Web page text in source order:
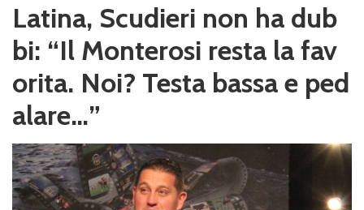
Latina, Scudieri non ha dub
bi: “Il Monterosi resta la fav
orita. Noi? Testa bassa e ped
alare…”